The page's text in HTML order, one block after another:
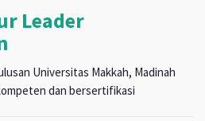
Leader
Universitas Makkah, Madinah
dan bersertifikasi